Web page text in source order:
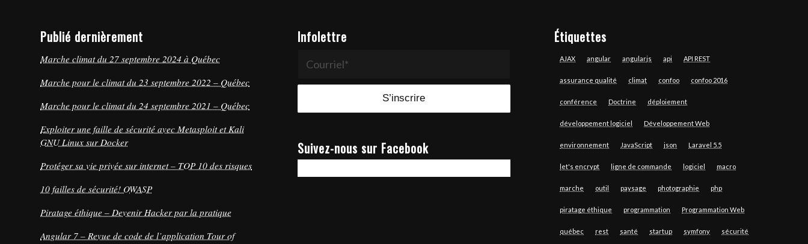
Publié dernièrement
Marche climat du 27 septembre 2024 à Québec
Marche pour le climat du 23 septembre 2022 – Québec
Marche pour le climat du 24 septembre 2021 – Québec
Exploiter une faille de sécurité avec Metasploit et Kali
GNU Linux sur Docker
Protéger sa vie privée sur internet – TOP 10 des risques
10 failles de sécurité! OWASP
Piratage éthique – Devenir Hacker par la pratique
Angular 7 – Revue de code de l’application Tour of
Infolettre
Suivez-nous sur Facebook
Étiquettes
AJAX angular angularjs api API REST
assurance qualité climat confoo confoo 2016
conférence Doctrine déploiement
développement logiciel Développement Web
environnement JavaScript json Laravel 5.5
let's encrypt ligne de commande logiciel macro
marche outil paysage photographie php
piratage éthique programmation Programmation Web
québec rest santé startup symfony sécurité